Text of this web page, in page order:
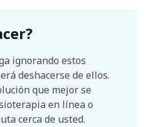
ignorando estos
deshacerse de ellos.
que mejor se
en línea o
cerca de usted.